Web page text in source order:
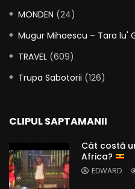
MONDEN (24)
Mugur Mihaescu – Tara lu'
TRAVEL (609)
Trupa Sabotorii (126)
CLIPUL SAPTAMANII
Cât costă
Africa?
EDWARD